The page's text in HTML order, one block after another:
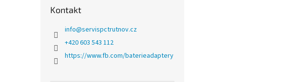
Kontakt
info@servispctrutnov.cz
+420 603 543 112
https://www.fb.com/baterieadaptery